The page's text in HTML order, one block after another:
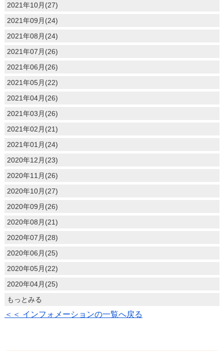
2021年10月(27)
2021年09月(24)
2021年08月(24)
2021年07月(26)
2021年06月(26)
2021年05月(22)
2021年04月(26)
2021年03月(26)
2021年02月(21)
2021年01月(24)
2020年12月(23)
2020年11月(26)
2020年10月(27)
2020年09月(26)
2020年08月(21)
2020年07月(28)
2020年06月(25)
2020年05月(22)
2020年04月(25)
もっとみる
＜＜ インフォメーションの一覧へ戻る